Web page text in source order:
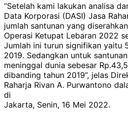
“Setelah kami lakukan analisa
Data Korporasi (DASI) Jasa
jumlah santunan yang
Operasi Ketupat Lebaran 2022
Jumlah ini turun signifikan yaitu
2019. Sedangkan untuk
meninggal dunia sebesar
dibanding tahun 2019”, jelas
Raharja Rivan A. Purwantono
di
Jakarta, Senin, 16 Mei 2022.